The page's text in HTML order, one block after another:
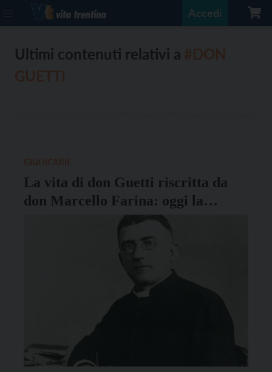
Accedi
Ultimi contenuti relativi a
La vita di don Guetti riscritta da
don Marcello Farina: oggi la
presentazione a Bleggio Superiore